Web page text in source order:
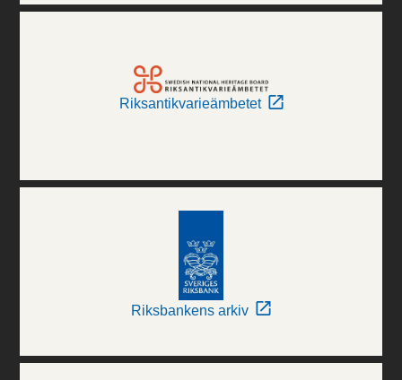
Riksantikvarieämbetet
Riksbankens arkiv